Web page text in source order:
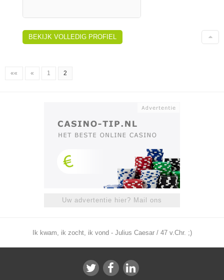
BEKIJK VOLLEDIG PROFIEL
«« « 1 2
Uw advertentie hier? Mail ons
Ik kwam, ik zocht, ik vond - Julius Caesar / 47 v.Chr. ;)